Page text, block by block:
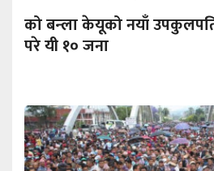
को बन्ला केयूको नयाँ
परे यी १० जना